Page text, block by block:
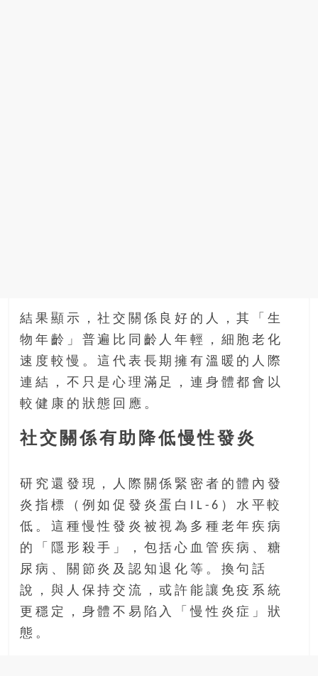
結果顯示，社交關係良好的人，其「生
物年齡」普遍比同齡人年輕，細胞老化
速度較慢。這代表長期擁有溫暖的人際
連結，不只是心理滿足，連身體都會以
較健康的狀態回應。
社交關係有助降低慢性發炎
研究還發現，人際關係緊密者的體內發
炎指標（例如促發炎蛋白IL-6）水平較
低。這種慢性發炎被視為多種老年疾病
的「隱形殺手」，包括心血管疾病、糖
尿病、關節炎及認知退化等。換句話
說，與人保持交流，或許能讓免疫系統
更穩定，身體不易陷入「慢性炎症」狀
態。